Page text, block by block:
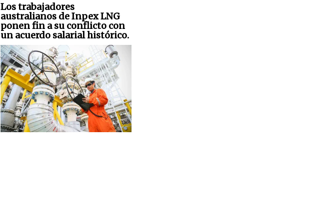
Los trabajadores
australianos de Inpex LNG
ponen fin a su conflicto con
un acuerdo salarial histórico.